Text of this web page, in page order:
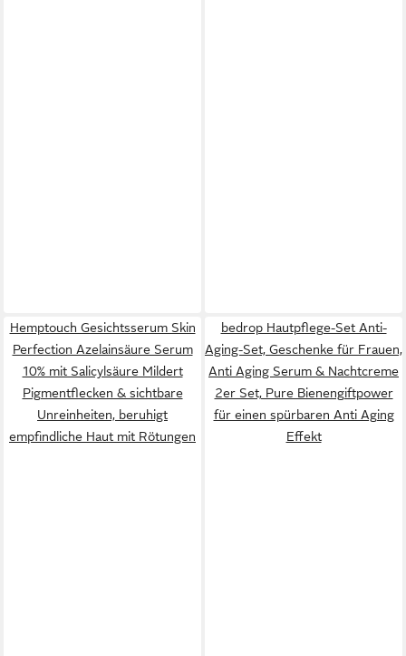
Hemptouch Gesichtsserum Skin
Perfection Azelainsäure Serum
10% mit Salicylsäure Mildert
Pigmentflecken & sichtbare
Unreinheiten, beruhigt
empfindliche Haut mit Rötungen
bedrop Hautpflege-Set Anti-
Aging-Set, Geschenke für Frauen,
Anti Aging Serum & Nachtcreme
2er Set, Pure Bienengiftpower
für einen spürbaren Anti Aging
Effekt